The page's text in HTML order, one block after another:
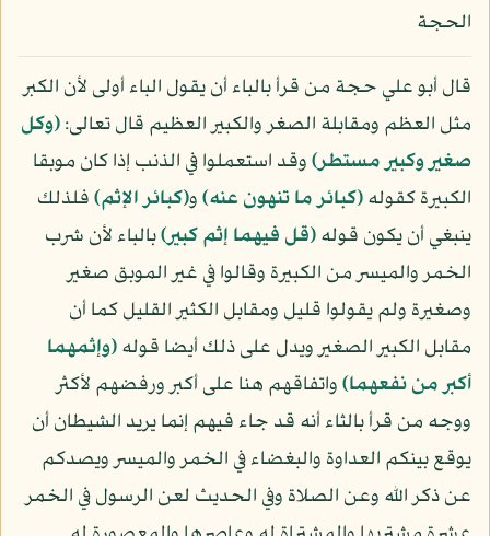
الحجة
قال أبو علي حجة من قرأ بالباء أن يقول الباء أولى لأن الكبر
مثل العظم ومقابلة الصغر والكبير العظيم قال تعالى:﴿وكل
صغير وكبير مستطر﴾وقد استعملوا في الذنب إذا كان موبقا
الكبيرة كقوله﴿كبائر ما تنهون عنه﴾و﴿كبائر الإثم﴾فلذلك
ينبغي أن يكون قوله﴿قل فيهما إثم كبير﴾بالباء لأن شرب
الخمر والميسر من الكبيرة وقالوا في غير الموبق صغير
وصغيرة ولم يقولوا قليل ومقابل الكثير القليل كما أن
مقابل الكبير الصغير ويدل على ذلك أيضا قوله﴿وإثمهما
أكبر من نفعهما﴾واتفاقهم هنا على أكبر ورفضهم لأكثر
ووجه من قرأ بالثاء أنه قد جاء فيهم إنما يريد الشيطان أن
يوقع بينكم العداوة والبغضاء في الخمر والميسر ويصدكم
عن ذكر الله وعن الصلاة وفي الحديث لعن الرسول في الخمر